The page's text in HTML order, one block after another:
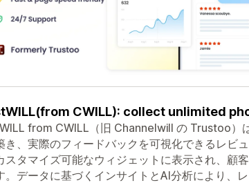
CWILL): collect unlimited
from CWILL（旧 Channelwill の Trustoo）
き、実際のフィードバックを可視化できるレビ
スタマイズ可能なウィジェットに表示され、顧
。データに基づくインサイトとAI分析により、